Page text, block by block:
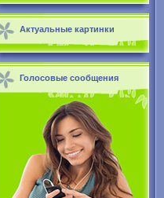
Актуальные картинки
Голосовые сообщения